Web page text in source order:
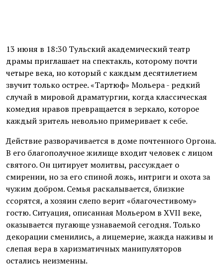
13 июня в 18:30 Тульский академический театр
драмы приглашает на спектакль, которому почти
четыре века, но который с каждым десятилетием
звучит только острее. «Тартюф» Мольера - редкий
случай в мировой драматургии, когда классическая
комедия нравов превращается в зеркало, которое
каждый зритель невольно примеривает к себе.
Действие разворачивается в доме почтенного Оргона.
В его благополучное жилище входит человек с лицом
святого. Он цитирует молитвы, рассуждает о
смирении, но за его спиной ложь, интриги и охота за
чужим добром. Семья раскалывается, близкие
ссорятся, а хозяин слепо верит «благочестивому»
гостю. Ситуация, описанная Мольером в XVII веке,
оказывается пугающе узнаваемой сегодня. Только
декорации сменились, а лицемерие, жажда наживы и
слепая вера в харизматичных манипуляторов
остались неизменны.